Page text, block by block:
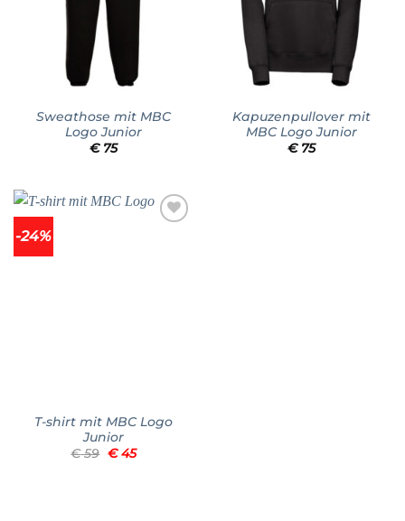
Sweathose mit MBC
Logo Junior
€75
Kapuzenpullover mit
MBC Logo Junior
€75
-24%
T-shirt mit MBC Logo
Junior
€59 Ursprünglicher
€45Aktueller